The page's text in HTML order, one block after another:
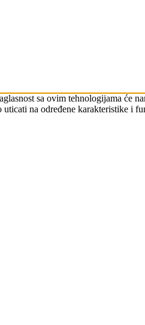
sa ovim tehnologijama će
na određene karakteristike i